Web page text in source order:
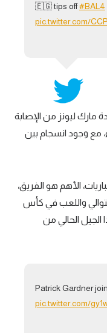
🇪🇬 tips off#BAL4
pic.twitter.com/
مارك ليونز من الإصابة
مع وجود انسجام بين
الأهم هو الفريق،
واللعب في كأس
الجيل الحالي من
Patrick Gardner
pic.twitter.com/